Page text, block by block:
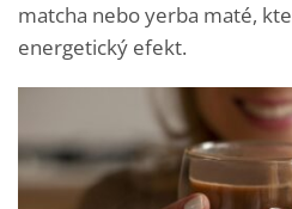
matcha nebo yerba maté,
energetický efekt.